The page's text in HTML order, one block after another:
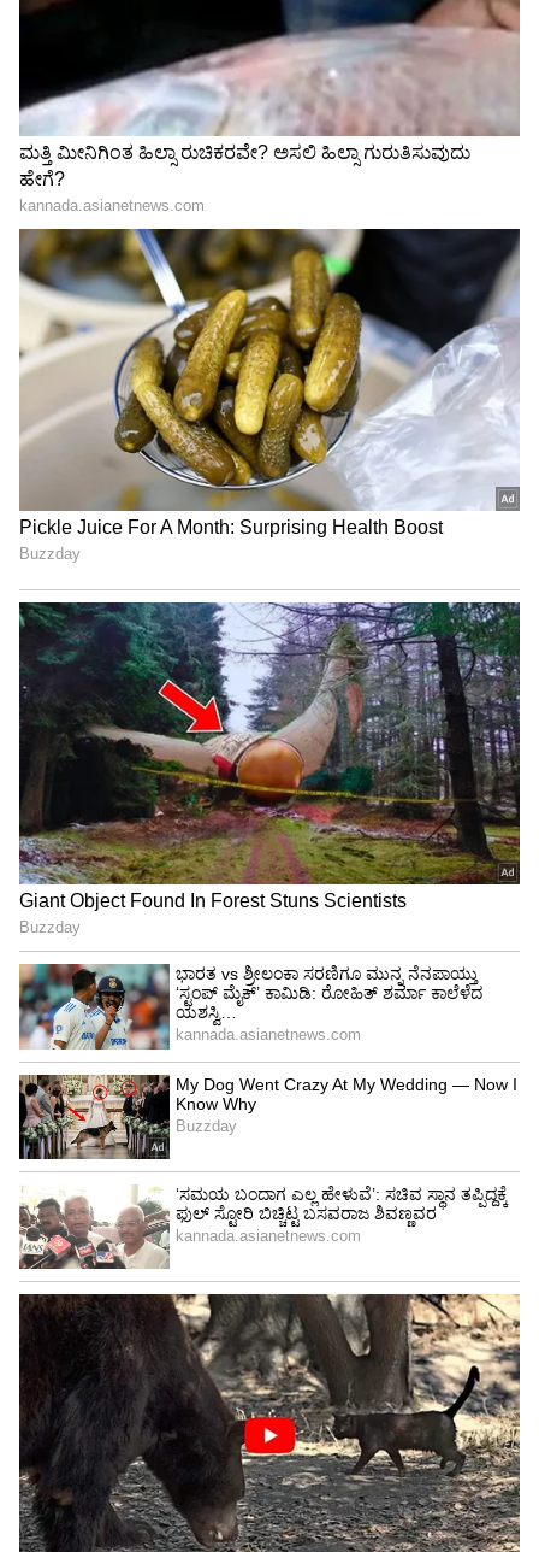
ಗರ್ಲ್ ಫ್ರೆಂಡ್ ಭೇಟಿಗೆ ಮನೆಗೆ
ಬಂದವ ವಾಪಸ್ ಆಗ್ಲಿಲ್ಲ !
ಇನ್ಸ್ಟಾಗ್ರಾಮ್ ಲವ್ ಸ್ಟೋರಿಯಲ್ಲಿ
ಟ್ವಿಸ್ಟ್
'ಇದು ನನ್ನ ಕೊನೆಯ ಪೋಸ್ಟ್'​:
CJP ಪ್ರತಿಭಟನೆ ವೇಳೆ
ವಿವಾದಕ್ಕೀಡಾಗಿದ್ದ ಇನ್​ಫ್ಲುಯೆನ್ಸರ್​
LATEST VIDEOS
"ರಾಜಕೀಯ ಬೇಡ, ಸಿನಿಮಾನೇ ಪ್ರಾಣ":
ಕನಕೋತ್ಸವದಲ್ಲಿ ರಿಷಬ್ ಶೆಟ್ಟಿ | Rishab
Shetty speech | Suvarna News
ಶೇ.50 ರಿಂದ ಶೇ.18 ಕ್ಕೆ TAX ಇಳಿಕೆ: ಮೋದಿ-
ಟ್ರಂಪ್ ಐತಿಹಾಸಿಕ ಒಪ್ಪಂದ | India US
Trade Deal | Party Rounds